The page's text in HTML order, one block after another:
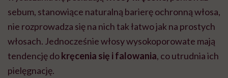
sebum, stanowiące naturalną barierę ochronną włosa,
nie rozprowadza się na nich tak łatwo jak na prostych
włosach. Jednocześnie włosy wysokoporowate mają
tendencję dokręcenia się i falowania, co utrudnia ich
pielęgnację.